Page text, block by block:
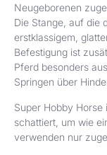
Neugeborenen
Die Stange, auf die
erstklassigem,
Befestigung ist
Pferd besonders
Springen über
Super Hobby
schattiert, um wie
verwenden nur